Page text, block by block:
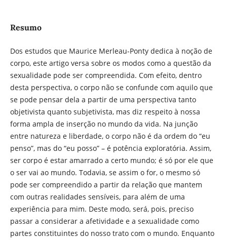
Resumo
Dos estudos que Maurice Merleau-Ponty dedica à noção de
corpo, este artigo versa sobre os modos como a questão da
sexualidade pode ser compreendida. Com efeito, dentro
desta perspectiva, o corpo não se confunde com aquilo que
se pode pensar dela a partir de uma perspectiva tanto
objetivista quanto subjetivista, mas diz respeito à nossa
forma ampla de inserção no mundo da vida. Na junção
entre natureza e liberdade, o corpo não é da ordem do “eu
penso”, mas do “eu posso” – é potência exploratória. Assim,
ser corpo é estar amarrado a certo mundo; é só por ele que
o ser vai ao mundo. Todavia, se assim o for, o mesmo só
pode ser compreendido a partir da relação que mantem
com outras realidades sensíveis, para além de uma
experiência para mim. Deste modo, será, pois, preciso
passar a considerar a afetividade e a sexualidade como
partes constituintes do nosso trato com o mundo. Enquanto